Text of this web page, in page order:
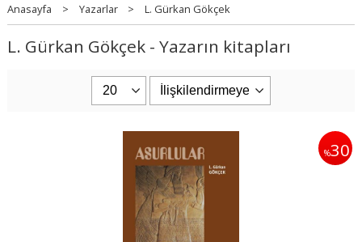
Anasayfa > Yazarlar > L. Gürkan Gökçek
L. Gürkan Gökçek - Yazarın kitapları
%30